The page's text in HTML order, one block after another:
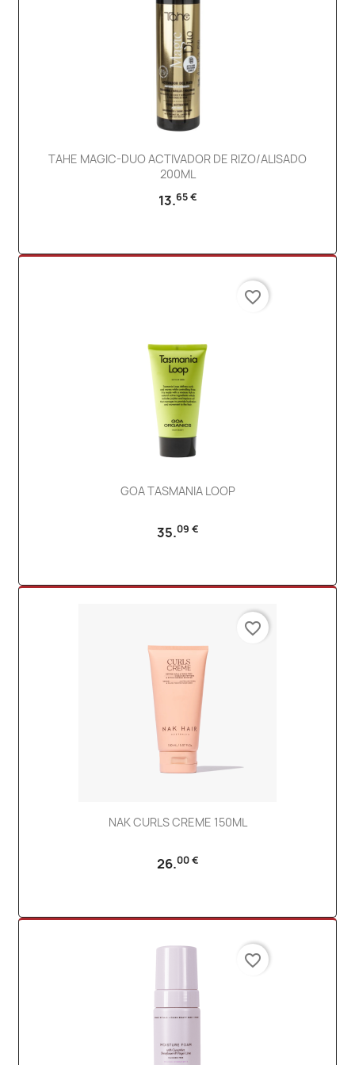
TAHE MAGIC-DUO ACTIVADOR DE RIZO/ALISADO
200ML
13.65 €
GOA TASMANIA LOOP
35.09 €
favorite_border
NAK CURLS CREME 150ML
26.00 €
favorite_border
favorite_border